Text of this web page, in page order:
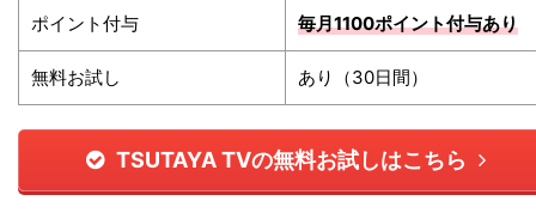
ポイント付与 毎月1100ポイント付与あり
無料お試し あり（30日間）
TSUTAYA TVの無料お試しはこちら